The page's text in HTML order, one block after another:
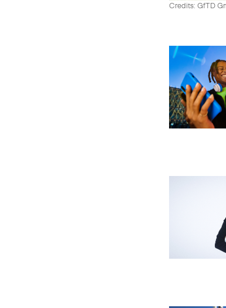
Credits: GfTD